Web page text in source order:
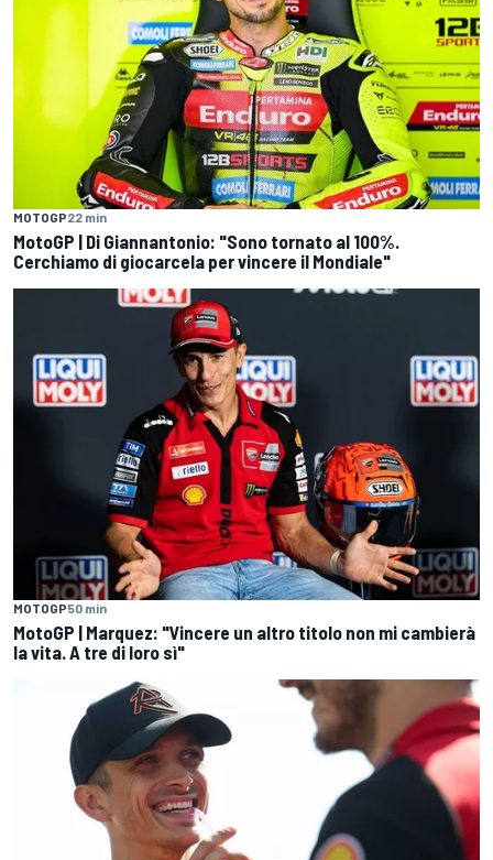
MOTOGP22 min
MotoGP | Di Giannantonio: "Sono tornato al 100%.
Cerchiamo di giocarcela per vincere il Mondiale"
MOTOGP50 min
MotoGP | Marquez: "Vincere un altro titolo non mi cambierà
la vita. A tre di loro sì"